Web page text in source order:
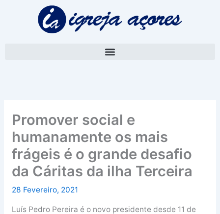
Promover social e
humanamente os mais
frágeis é o grande desafio
da Cáritas da ilha Terceira
28 Fevereiro, 2021
Luís Pedro Pereira é o novo presidente desde 11 de